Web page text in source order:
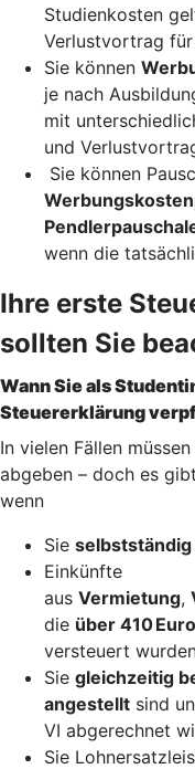
Studienkosten
Verlustvortrag
Sie können
je nach
mit
und
Sie können
wenn die
Ihre erste
sollten Sie
Wann Sie als
Steuererklärung
In vielen Fällen
abgeben – doch es
wenn
Sie selbstständig
Einkünfte
aus Vermietung,
die über 410 Euro
versteuert
Sie gleichzeitig
angestellt sind
VI abgerechnet
Sie